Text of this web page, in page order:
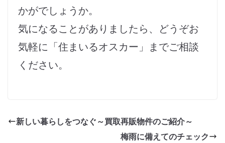
かがでしょうか。
気になることがありましたら、どうぞお
気軽に「住まいるオスカー」までご相談
ください。
新しい暮らしをつなぐ～買取再販物件のご紹介～
梅雨に備えてのチェック